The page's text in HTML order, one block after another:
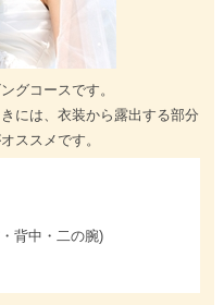
グコースです。
には、衣装から露出する部分
ススメです。
背中・二の腕)